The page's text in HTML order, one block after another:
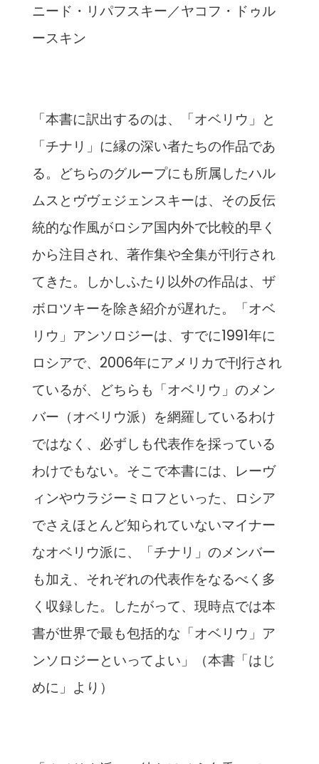
ニード・リパフスキー／ヤコフ・ドゥル
ースキン
「本書に訳出するのは、「オベリウ」と
「チナリ」に縁の深い者たちの作品であ
る。どちらのグループにも所属したハル
ムスとヴヴェジェンスキーは、その反伝
統的な作風がロシア国内外で比較的早く
から注目され、著作集や全集が刊行され
てきた。しかしふたり以外の作品は、ザ
ボロツキーを除き紹介が遅れた。「オベ
リウ」アンソロジーは、すでに1991年に
ロシアで、2006年にアメリカで刊行され
ているが、どちらも「オベリウ」のメン
バー（オベリウ派）を網羅しているわけ
ではなく、必ずしも代表作を採っている
わけでもない。そこで本書には、レーヴ
ィンやウラジーミロフといった、ロシア
でさえほとんど知られていないマイナー
なオベリウ派に、「チナリ」のメンバー
も加え、それぞれの代表作をなるべく多
く収録した。したがって、現時点では本
書が世界で最も包括的な「オベリウ」ア
ンソロジーといってよい」（本書「はじ
めに」より）